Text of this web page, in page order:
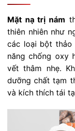
Mặt nạ trị nám
thiên nhiên như
các loại bột thảo
năng chống oxy
vết thâm nhẹ.
dưỡng chất tạm
và kích thích tái